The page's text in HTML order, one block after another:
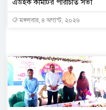
এডহক কমিটির পরিচিতি সভা
মঙ্গলবার, ৪ অগাস্ট, ২০২৬